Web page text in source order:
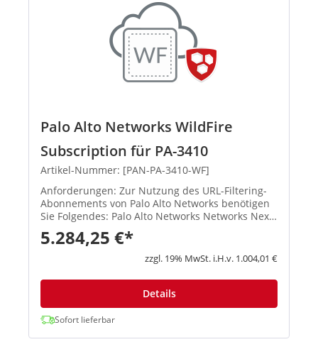
Palo Alto Networks WildFire
Subscription für PA-3410
Artikel-Nummer: [PAN-PA-3410-WF]
Anforderungen: Zur Nutzung des URL-Filtering-
Abonnements von Palo Alto Networks benötigen
Sie Folgendes: Palo Alto Networks Networks Next-
Generation Firewalls mit PAN-OS Palo Alto
Networks Networks Threat Prev...
5.284,25 €*
zzgl. 19% MwSt. i.H.v. 1.004,01 €
Details
Sofort lieferbar